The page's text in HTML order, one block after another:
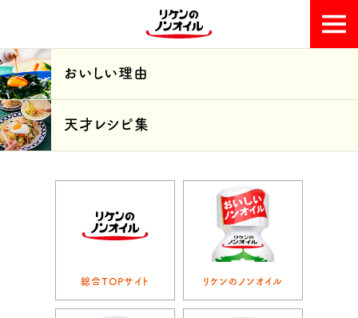
おいしい理由
天才レシピ集
おいしい理由
天才レシピ集
総合TOPサイト リケンのノンオイル